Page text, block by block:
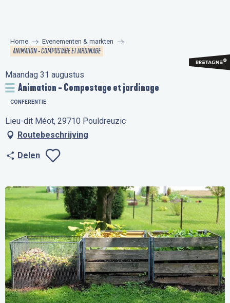
principal
Home Evenementen & markten
ANIMATION - COMPOSTAGE ET JARDINAGE
Maandag 31 augustus
Animation - Compostage et jardinage
CONFERENTIE
Lieu-dit Méot, 29710 Pouldreuzic
Routebeschrijving
Delen